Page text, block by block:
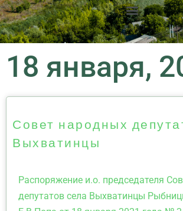
18 января,
Совет народных
Выхватинцы
Распоряжение и.о. председателя
депутатов села Выхватинцы